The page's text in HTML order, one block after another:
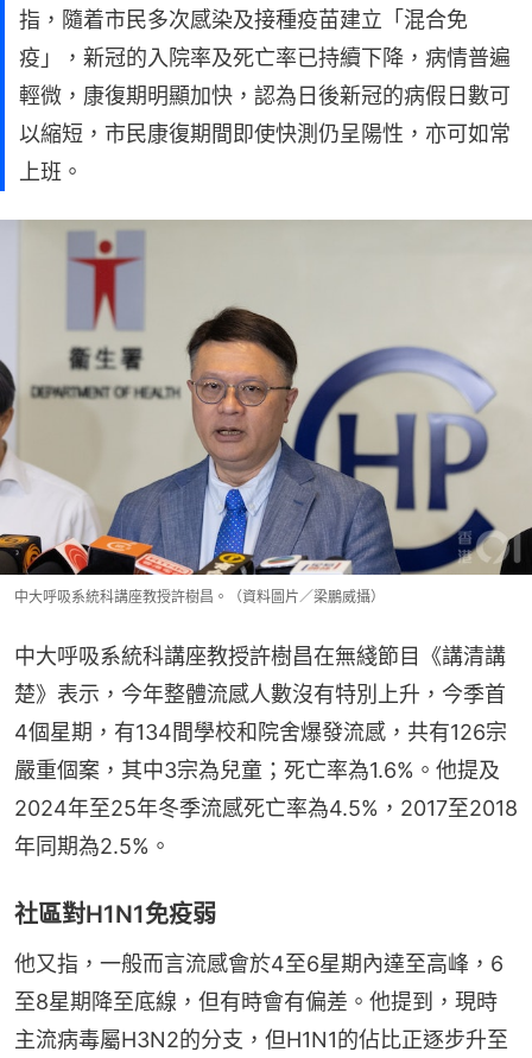
指，隨着市民多次感染及接種疫苗建立「混合免
疫」，新冠的入院率及死亡率已持續下降，病情普遍
輕微，康復期明顯加快，認為日後新冠的病假日數可
以縮短，市民康復期間即使快測仍呈陽性，亦可如常
上班。
中大呼吸系統科講座教授許樹昌。（資料圖片／梁鵬威攝）
中大呼吸系統科講座教授許樹昌在無綫節目《講清講
楚》表示，今年整體流感人數沒有特別上升，今季首
4個星期，有134間學校和院舍爆發流感，共有126宗
嚴重個案，其中3宗為兒童；死亡率為1.6%。他提及
2024年至25年冬季流感死亡率為4.5%，2017至2018
年同期為2.5%。
社區對H1N1免疫弱
他又指，一般而言流感會於4至6星期內達至高峰，6
至8星期降至底線，但有時會有偏差。他提到，現時
主流病毒屬H3N2的分支，但H1N1的佔比正逐步升至